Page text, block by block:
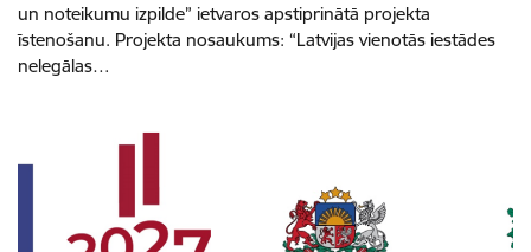
un noteikumu izpilde” ietvaros apstiprinātā projekta
īstenošanu. Projekta nosaukums: “Latvijas vienotās iestādes
nelegālas…